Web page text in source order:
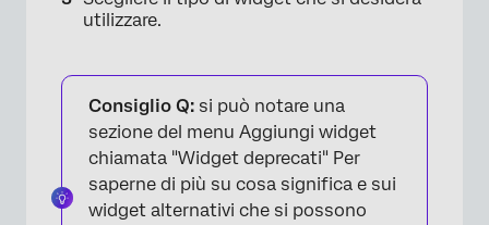
utilizzare.
Consiglio Q: si può notare una
sezione del menu Aggiungi widget
chiamata "Widget deprecati" Per
saperne di più su cosa significa e sui
widget alternativi che si possono